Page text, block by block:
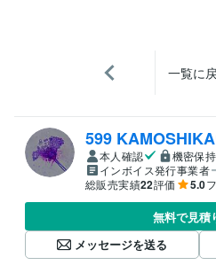
一覧に
599 KAMOSHIKA
本人確認
機密保
インボイス発行事業者
総販売実績22評価 5.0
無料で見積
メッセージを送る